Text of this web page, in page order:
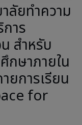
ลัยทำความ
าร
สำหรับ
กษาภายใน
ยการเรียน
for